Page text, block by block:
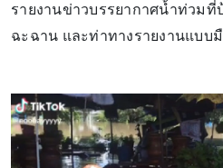
รายงานข่าวบรรยากาศนํ้าท่วมที่
ฉะฉาน และท่าทางรายงานแบบ